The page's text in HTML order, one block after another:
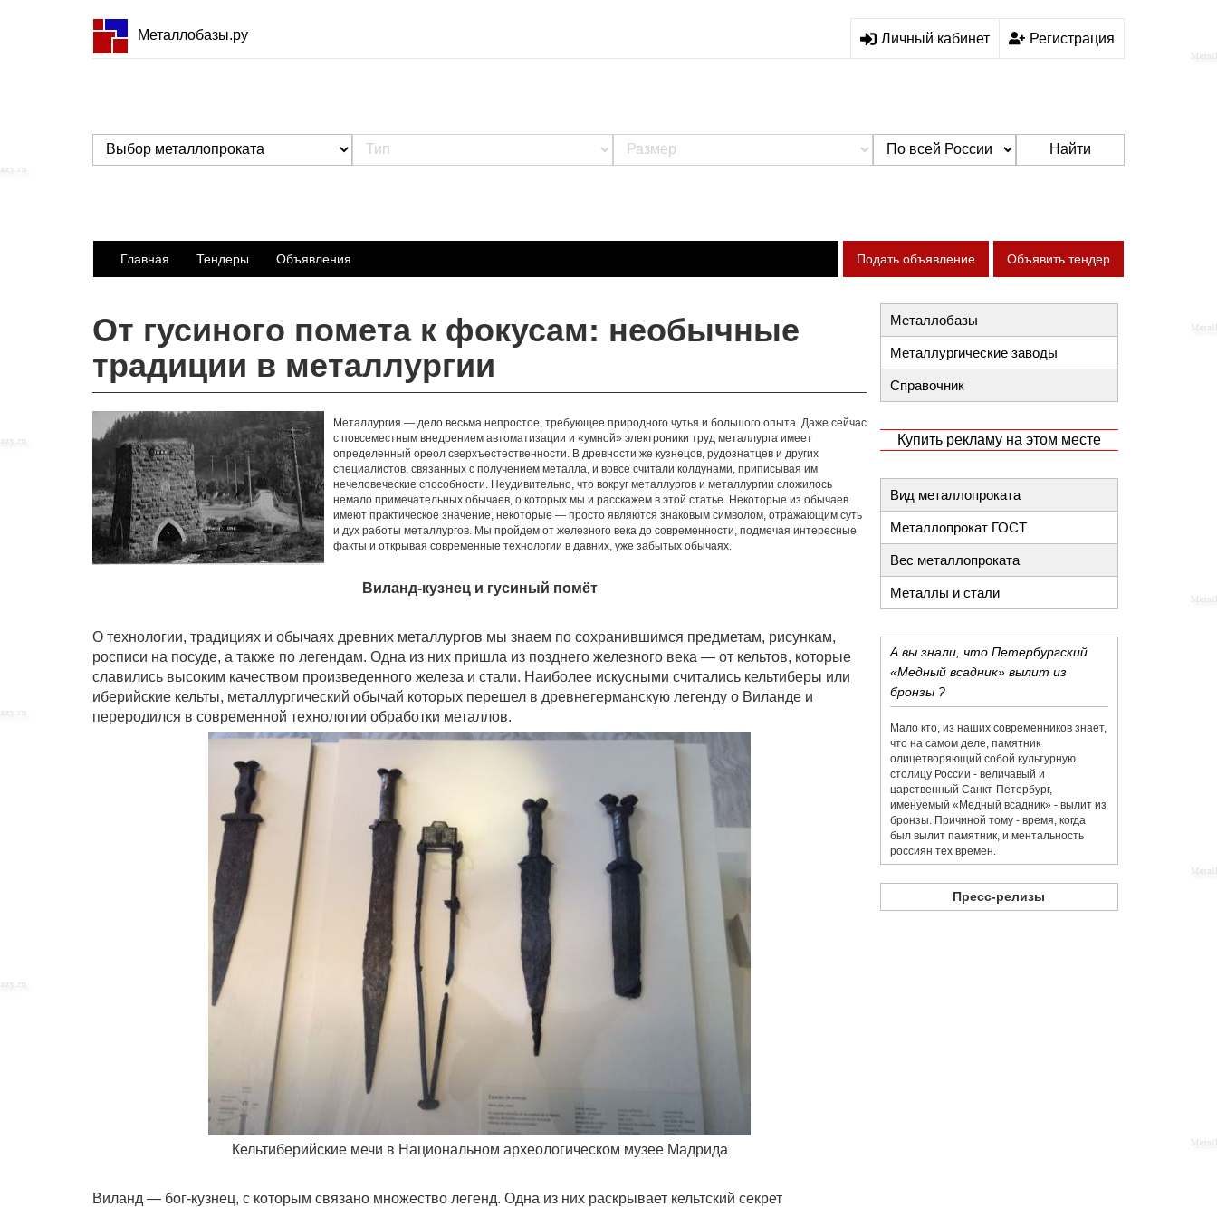
Металлобазы.ру Личный кабинет Регистрация
Найти
Главная Тендеры Объявления Подать объявление Объявить тендер
От гусиного помета к фокусам: необычные
традиции в металлургии
Металлургия — дело весьма непростое, требующее природного чутья и большого опыта. Даже сейчас
с повсеместным внедрением автоматизации и «умной» электроники труд металлурга имеет
определенный ореол сверхъестественности. В древности же кузнецов, рудознатцев и других
специалистов, связанных с получением металла, и вовсе считали колдунами, приписывая им
нечеловеческие способности. Неудивительно, что вокруг металлургов и металлургии сложилось
немало примечательных обычаев, о которых мы и расскажем в этой статье. Некоторые из обычаев
имеют практическое значение, некоторые — просто являются знаковым символом, отражающим суть
и дух работы металлургов. Мы пройдем от железного века до современности, подмечая интересные
факты и открывая современные технологии в давних, уже забытых обычаях.
Виланд-кузнец и гусиный помёт
О технологии, традициях и обычаях древних металлургов мы знаем по сохранившимся предметам, рисункам,
росписи на посуде, а также по легендам. Одна из них пришла из позднего железного века — от кельтов, которые
славились высоким качеством произведенного железа и стали. Наиболее искусными считались кельтиберы или
иберийские кельты, металлургический обычай которых перешел в древнегерманскую легенду о Виланде и
переродился в современной технологии обработки металлов.
Кельтиберийские мечи в Национальном археологическом музее Мадрида
Виланд — бог-кузнец, с которым связано множество легенд. Одна из них раскрывает кельтский секрет
Металлобазы
Металлургические заводы
Справочник
Купить рекламу на этом месте
Вид металлопроката
Металлопрокат ГОСТ
Вес металлопроката
Металлы и стали
А вы знали, что Петербургский
«Медный всадник» вылит из
бронзы ?
Мало кто, из наших современников знает,
что на самом деле, памятник
олицетворяющий собой культурную
столицу России - величавый и
царственный Санкт-Петербург,
именуемый «Медный всадник» - вылит из
бронзы. Причиной тому - время, когда
был вылит памятник, и ментальность
россиян тех времен.
Пресс-релизы